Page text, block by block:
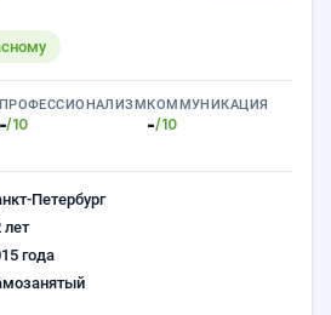
ПРОФЕССИОНАЛИЗМ
-/10
КОММУНИКАЦИЯ
-/10
Петербург
лет
года